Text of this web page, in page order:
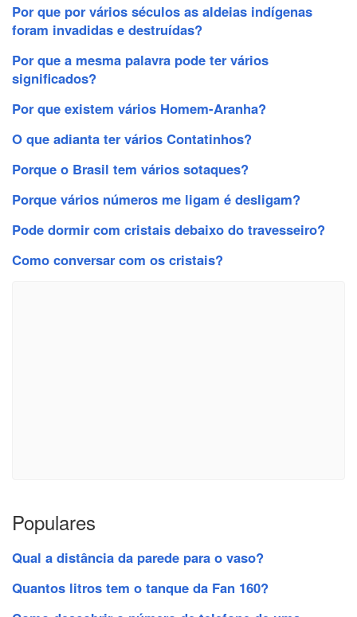
Por que por vários séculos as aldeias indígenas
foram invadidas e destruídas?
Por que a mesma palavra pode ter vários
significados?
Por que existem vários Homem-Aranha?
O que adianta ter vários Contatinhos?
Porque o Brasil tem vários sotaques?
Porque vários números me ligam é desligam?
Pode dormir com cristais debaixo do travesseiro?
Como conversar com os cristais?
Populares
Qual a distância da parede para o vaso?
Quantos litros tem o tanque da Fan 160?